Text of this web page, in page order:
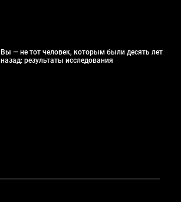
Вы — не тот человек, которым были десять лет
назад: результаты исследования